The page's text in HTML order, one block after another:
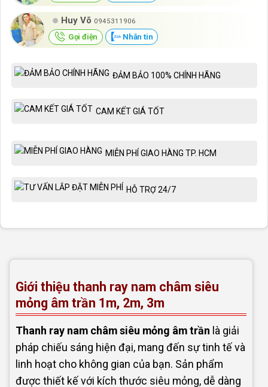
Huy Võ 0945311906
Gọi điện Nhắn tin
ĐẢM BẢO 100% CHÍNH HÃNG
CAM KẾT GIÁ TỐT
MIỄN PHÍ GIAO HÀNG TP. HCM
HỖ TRỢ 24/7
Giới thiệu thanh ray nam châm siêu
mỏng âm trần 1m, 2m, 3m
Thanh ray nam châm siêu mỏng âm trần là giải
pháp chiếu sáng hiện đại, mang đến sự tinh tế và
linh hoạt cho không gian của bạn. Sản phẩm
được thiết kế với kích thước siêu mỏng, dễ dàng